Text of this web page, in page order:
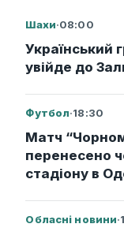
Шахи·08:00
Український
увійде до
Футбол·18:30
Матч
перенесено
стадіону в
Обласні новини·